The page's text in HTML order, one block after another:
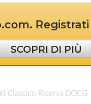
SCOPRI DI PIÙ
Classico Riserva DOCG